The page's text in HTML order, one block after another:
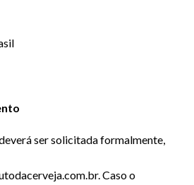
ser solicitada formalmente,
Caso o